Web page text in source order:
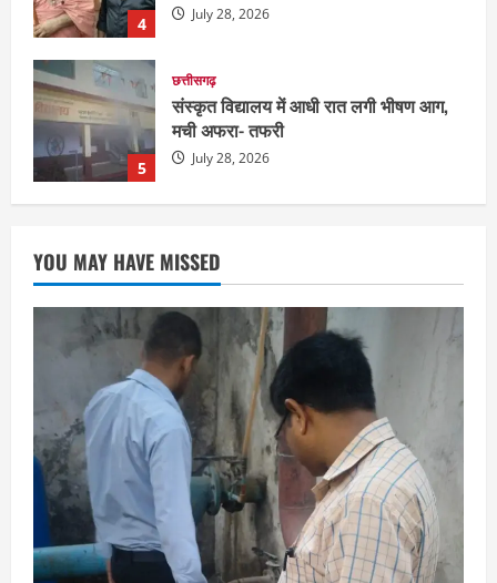
5 July 28, 2026
1
दुनिया राज्य
ग्रेटर नोएडा में दूषित पानी पीने से 100 से ज्यादा
लोग बीमार
August 6, 2026
2
रायपुर में “लक्ष्य” द्वारा भव्य प्रतिभा सम्मान एवं
करियर मार्गदर्शन कार्यक्रम संपन्न
3
छत्तीसगढ़ राज्य लाइफ स्टाइल
भोरमदेव कॉरिडोर को मिलेगी रफ्तार, लालपुर–
सरोधा मार्ग के चौड़ीकरण का इंतजार
August 5, 2026
छत्तीसगढ़
शंकराचार्य अविमुक्तेश्वरानंद का चातुर्मास्य ग्राम
सलधा में
YOU MAY HAVE MISSED